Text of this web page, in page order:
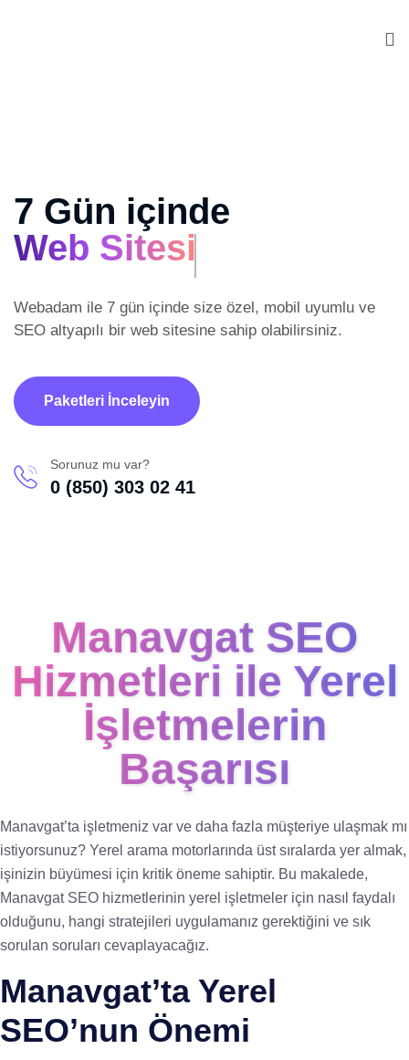
7 Gün içinde
Web Sitesi
Webadam ile 7 gün içinde size özel, mobil uyumlu ve
SEO altyapılı bir web sitesine sahip olabilirsiniz.
Paketleri İnceleyin
Sorunuz mu var?
0 (850) 303 02 41
Manavgat SEO
Hizmetleri ile Yerel
İşletmelerin
Başarısı
Manavgat’ta işletmeniz var ve daha fazla müşteriye ulaşmak mı
istiyorsunuz? Yerel arama motorlarında üst sıralarda yer almak,
işinizin büyümesi için kritik öneme sahiptir. Bu makalede,
Manavgat SEO hizmetlerinin yerel işletmeler için nasıl faydalı
olduğunu, hangi stratejileri uygulamanız gerektiğini ve sık
sorulan soruları cevaplayacağız.
Manavgat’ta Yerel
SEO’nun Önemi